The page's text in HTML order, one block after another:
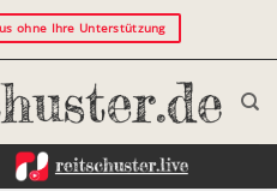
ohne Ihre Unterstützung